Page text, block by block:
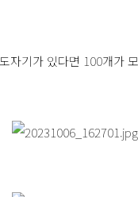
자기가 있다면 100개가